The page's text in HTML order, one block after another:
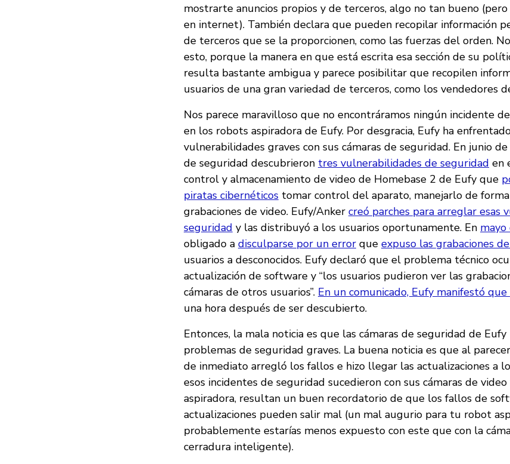
mostrarte anuncios propios y de terceros, algo no tan bueno
en internet). También declara que pueden recopilar información
de terceros que se la proporcionen, como las fuerzas del orden.
esto, porque la manera en que está escrita esa sección de su
resulta bastante ambigua y parece posibilitar que recopilen
usuarios de una gran variedad de terceros, como los vendedores
Nos parece maravilloso que no encontráramos ningún incidente
en los robots aspiradora de Eufy. Por desgracia, Eufy ha
vulnerabilidades graves con sus cámaras de seguridad. En junio
de seguridad descubrieron tres vulnerabilidades de seguridad en
control y almacenamiento de video de Homebase 2 de Eufy que
piratas cibernéticos tomar control del aparato, manejarlo de
grabaciones de video. Eufy/Anker creó parches para arreglar esas
seguridad y las distribuyó a los usuarios oportunamente. En
obligado a disculparse por un error que expuso las grabaciones
usuarios a desconocidos. Eufy declaró que el problema técnico
actualización de software y “los usuarios pudieron ver las
cámaras de otros usuarios”. En un comunicado, Eufy manifestó que
una hora después de ser descubierto.
Entonces, la mala noticia es que las cámaras de seguridad de
problemas de seguridad graves. La buena noticia es que al
de inmediato arregló los fallos e hizo llegar las actualizaciones a
esos incidentes de seguridad sucedieron con sus cámaras de
aspiradora, resultan un buen recordatorio de que los fallos de
actualizaciones pueden salir mal (un mal augurio para tu robot
probablemente estarías menos expuesto con este que con la
cerradura inteligente).